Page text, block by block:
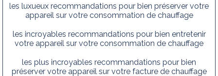
les luxueux recommandations pour bien préserver votre
appareil sur votre consommation de chauffage
les incroyables recommandations pour bien entretenir
votre appareil sur votre consommation de chauffage
les plus incroyables recommandations pour bien
préserver votre appareil sur votre facture de chauffage